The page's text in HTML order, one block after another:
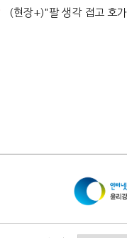
가 수습"
(현장+)"팔 생각 접고 호가